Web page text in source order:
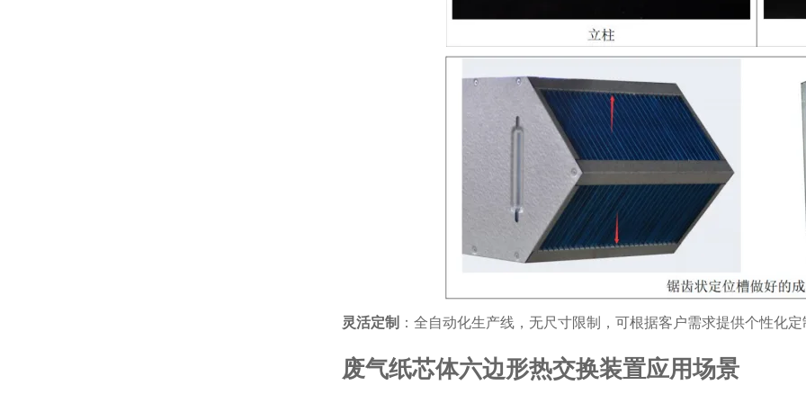
灵活定制 ：全自动化生产线，无尺寸限制，可根据客户需求提供个性化
废气纸芯体六边形热交换装置应用场景